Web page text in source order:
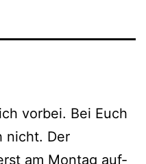
vor­bei. Bei Euch
nicht. Der
am Montag auf­